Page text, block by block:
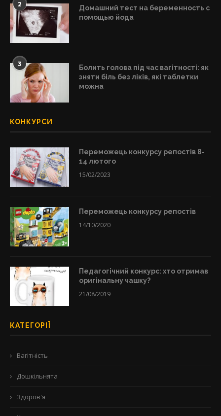
2
Домашний тест на беременность с
помощью йода
3
Болить голова під час вагітності: як
зняти біль без ліків, які таблетки
можна
КОНКУРСИ
Переможець конкурсу репостів 8-
14 лютого
15/02/2023
Переможець конкурсу репостів
14/10/2020
Педагогічний конкурс: хто отримав
оригінальну чашку?
21/08/2019
КАТЕГОРІЇ
Вагітність
Дошкільнята
Здоров'я